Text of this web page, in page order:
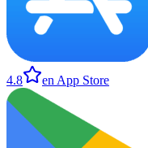
4.8 en App Store